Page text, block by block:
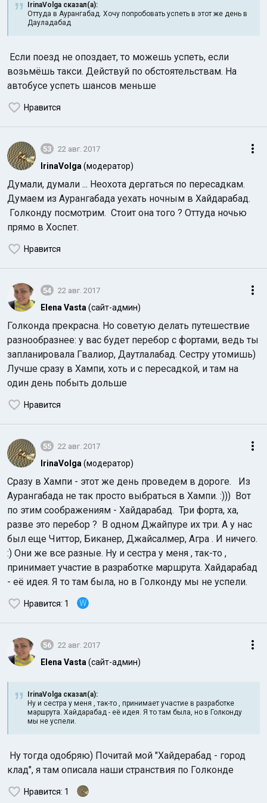
IrinaVolga сказал(а):
Оттуда в Аурангабад. Хочу попробовать успеть в этот же день в
Дауладабад
Если поезд не опоздает, то можешь успеть, если
возьмёшь такси. Действуй по обстоятельствам. На
автобусе успеть шансов меньше
Нравится
53 22 авг. 2017
IrinaVolga (модератор)
Думали, думали ... Неохота дергаться по пересадкам.
Думаем из Аурангабада уехать ночным в Хайдарабад.
Голконду посмотрим. Стоит она того ? Оттуда ночью
прямо в Хоспет.
Нравится
54 22 авг. 2017
Elena Vasta (сайт-админ)
Голконда прекрасна. Но советую делать путешествие
разнообразнее: у вас будет перебор с фортами, ведь ты
запланировала Гвалиор, Даутлалабад. Сестру утомишь)
Лучше сразу в Хампи, хоть и с пересадкой, и там на
один день побыть дольше
Нравится
55 22 авг. 2017
IrinaVolga (модератор)
Сразу в Хампи - этот же день проведем в дороге. Из
Аурангабада не так просто выбраться в Хампи. :))) Вот
по этим соображениям - Хайдарабад. Три форта, ха,
разве это перебор ? В одном Джайпуре их три. А у нас
был еще Читтор, Биканер, Джайсалмер, Агра . И ничего.
:) Они же все разные. Ну и сестра у меня , так-то ,
принимает участие в разработке маршрута. Хайдарабад
- её идея. Я то там была, но в Голконду мы не успели.
Нравится: 1 W
56 22 авг. 2017
Elena Vasta (сайт-админ)
IrinaVolga сказал(а):
Ну и сестра у меня , так-то , принимает участие в разработке
маршрута. Хайдарабад - её идея. Я то там была, но в Голконду
мы не успели.
Ну тогда одобряю) Почитай мой "Хайдерабад - город
клад", я там описала наши странствия по Голконде
Нравится: 1